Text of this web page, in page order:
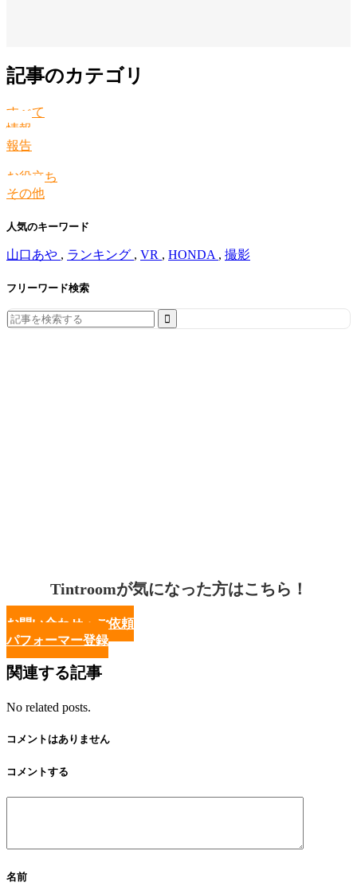
記事のカテゴリ
すべて
情報
報告
お役立ち
その他
人気のキーワード
山口あや , ランキング , VR , HONDA , 撮影
フリーワード検索
Search
for:
Tintroomが気になった方はこちら！
お問い合わせ・ご依頼
パフォーマー登録
関連する記事
No related posts.
コメントはありません
コメントする
名前